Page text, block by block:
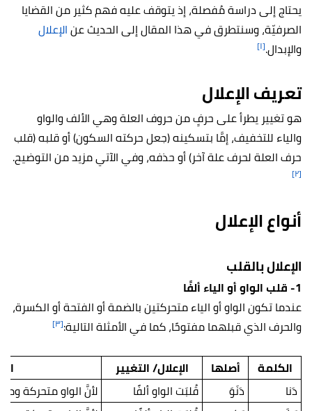
يحتاج إلى دراسة مُفصلة، إذ يتوقف عليه فهم كثير من القضايا
الصرفيّة، وسنتطرق في هذا المقال إلى الحديث عنالإعلال
والإبدال.[١]
تعريف الإعلال
هو تغيير يطرأ على حرفٍ من حروف العلة وهي الألف والواو
والياء للتخفيف، إمَّا بتسكينه (جعل حركته السكون) أو قلبه (قلب
حرف العلة لحرف علة آخر) أو حذفه، وفي الآتي مزيد من التوضيح.
[٢]
أنواع الإعلال
الإعلال بالقلب
1- قلب الواو أو الياء ألفًا
عندما تكون الواو أو الياء متحركتين بالضمة أو الفتحة أو الكسرة،
والحرف الذي قبلهما مفتوحًا، كما في الأمثلة التالية:[٣]
الكلمة أصلها الإعلال/ التغيير
دَنا
دَنَوَ قُلبَت الواو ألفًا
لأنَّ الواو متحركة